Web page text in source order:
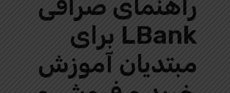
راهنمای صرافی
LBank برای
مبتدیان آموزش